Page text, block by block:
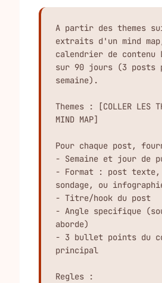
A partir des themes
extraits d'un mind
calendrier de contenu
sur 90 jours (3 posts
semaine).
Themes : [COLLER LES
MIND MAP]
Pour chaque post,
- Semaine et jour de
- Format : post texte,
sondage, ou
- Titre/hook du post
- Angle specifique
aborde)
- 3 bullet points du
principal
Regles :